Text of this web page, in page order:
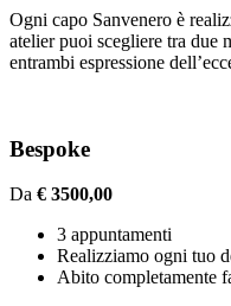
Ogni capo Sanvenero è
atelier puoi scegliere tra due
entrambi espressione
Bespoke
Da € 3500,00
3 appuntamenti
Realizziamo ogni tuo
Abito completamente